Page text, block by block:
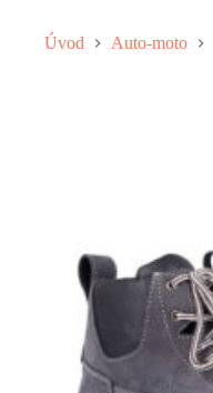
Úvod Auto-moto